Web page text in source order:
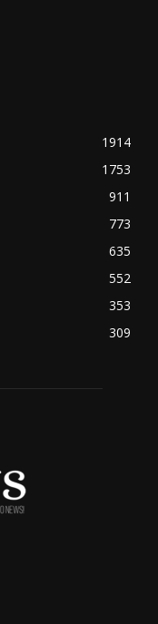
1914
1753
911
773
635
552
353
309